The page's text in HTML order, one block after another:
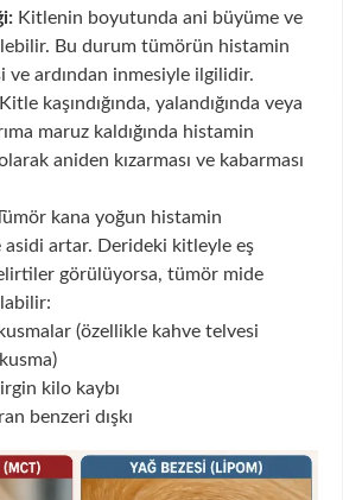
Kitlenin boyutunda ani büyüme ve
Bu durum tümörün histamin
ve ardından inmesiyle ilgilidir.
kaşındığında, yalandığında veya
maruz kaldığında histamin
olarak aniden kızarması ve kabarması
kana yoğun histamin
asidi artar. Derideki kitleyle eş
görülüyorsa, tümör mide
(özellikle kahve telvesi
kilo kaybı
benzeri dışkı